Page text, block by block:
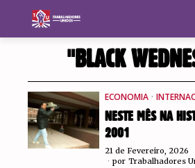
"BLACK
ECONOMIA ·
NESTE MÊS NA
2001
21 de Fevereiro, 2026
por Trabalhadores